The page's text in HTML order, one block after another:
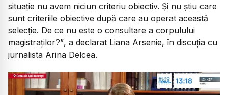
situație nu avem niciun criteriu obiectiv. Și nu știu care
sunt criteriile obiective după care au operat această
selecție. De ce nu este o consultare a corpulului
magistraților?”, a declarat Liana Arsenie, în discuția cu
jurnalista Arina Delcea.